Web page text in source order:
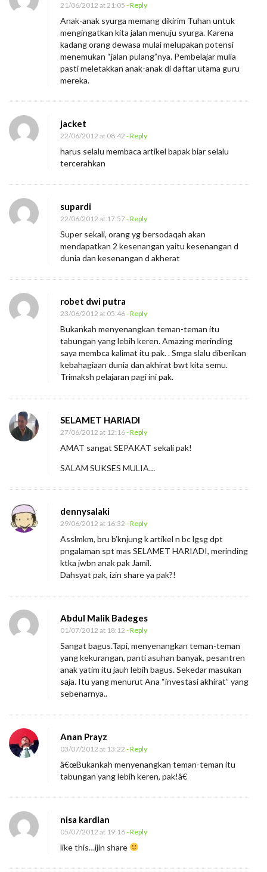
21/06/2012 at 21:05 - Reply
Anak-anak syurga memang dikirim Tuhan untuk
mengingatkan kita jalan menuju syurga. Karena
kadang orang dewasa mulai melupakan potensi
menemukan “jalan pulang”nya. Pembelajar mulia
pasti meletakkan anak-anak di daftar utama guru
mereka.
jacket
22/06/2012 at 08:42 - Reply
harus selalu membaca artikel bapak biar selalu
tercerahkan
supardi
22/06/2012 at 17:57- Reply
Super sekali, orang yg bersodaqah akan
mendapatkan 2 kesenangan yaitu kesenangan d
dunia dan kesenangan d akherat
robet dwi putra
23/06/2012 at 05:46- Reply
Bukankah menyenangkan teman-teman itu
tabungan yang lebih keren. Amazing merinding
saya membca kalimat itu pak. . Smga slalu diberikan
kebahagiaan dunia dan akhirat bwt kita semu.
Trimaksh pelajaran pagi ini pak.
SELAMET HARIADI
27/06/2012 at 12:16- Reply
AMAT sangat SEPAKAT sekali pak!
SALAM SUKSES MULIA…
dennysalaki
29/06/2012 at 16:32 - Reply
Asslmkm, bru b’knjung k artikel n bc lgsg dpt
pngalaman spt mas SELAMET HARIADI, merinding
ktka jwbn anak pak Jamil.
Dahsyat pak, izin share ya pak?!
Abdul Malik Badeges
01/07/2012 at 18:12 - Reply
Sangat bagus.Tapi, menyenangkan teman-teman
yang kekurangan, panti asuhan banyak, pesantren
anak yatim itu jauh lebih bagus. Sekedar masukan
saja. Itu yang menurut Ana “investasi akhirat” yang
sebenarnya..
Anan Prayz
03/07/2012 at 13:22 - Reply
â€œBukankah menyenangkan teman-teman itu
tabungan yang lebih keren, pak!â€
nisa kardian
05/07/2012 at 19:16- Reply
like this…ijin share